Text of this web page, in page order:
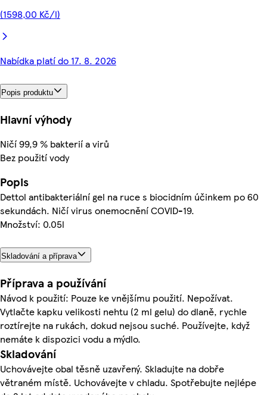
(1598,00 Kč/l)
Nabídka platí do 17. 8. 2026
Popis produktu
Hlavní výhody
Ničí 99,9 % bakterií a virů
Bez použití vody
Popis
Dettol antibakteriální gel na ruce s biocidním účinkem po 60
sekundách. Ničí virus onemocnění COVID-19.
Množství: 0.05l
Skladování a příprava
Příprava a používání
Návod k použití: Pouze ke vnějšímu použití. Nepožívat.
Vytlačte kapku velikosti nehtu (2 ml gelu) do dlaně, rychle
roztírejte na rukách, dokud nejsou suché. Používejte, když
nemáte k dispozici vodu a mýdlo.
Skladování
Uchovávejte obal těsně uzavřený. Skladujte na dobře
větraném místě. Uchovávejte v chladu. Spotřebujte nejlépe